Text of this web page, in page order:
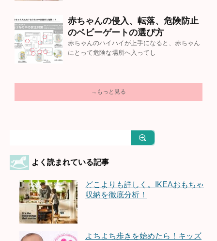
赤ちゃんの侵入、転落、危険防止
のベビーゲートの選び方
赤ちゃんのハイハイが上手になると、赤ちゃん
にとって危険な場所へ入ってし
→もっと見る
よく読まれている記事
どこよりも詳しく。IKEAおもちゃ
収納を徹底分析！
よちよち歩きを始めたら！キッズ